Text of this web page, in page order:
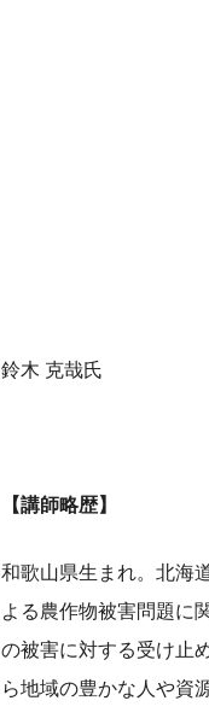
鈴木 克哉氏
【講師略歴】
和歌山県生まれ。北海
よる農作物被害問題に
の被害に対する受け止
ら地域の豊かな人や資